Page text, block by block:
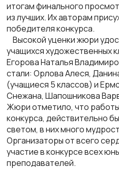
итогам финального
из лучших. Их авторам
победителя конкурса.
Высокой уценки жюри
учащихся художественных
Егорова Наталья
стали: Орлова Алеся,
(учащиеся 5 классов) и
Снежана, Шапошникова
Жюри отметило, что
конкурса, действительно
светом, в них много
Организаторы от всего
участие в конкурсе всех
преподавателей.